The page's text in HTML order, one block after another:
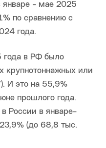
январе - мае 2025
по сравнению с
года.
года в РФ было
крупнотоннажных или
И это на 55,9%
прошлого года.
в России в январе-
(до 68,8 тыс.